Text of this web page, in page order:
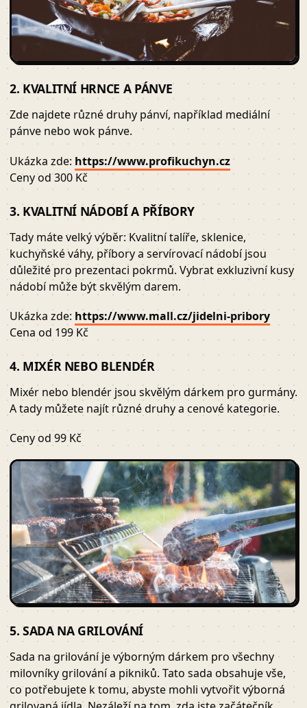
2. KVALITNÍ HRNCE A PÁNVE
Zde najdete různé druhy pánví, například mediální
pánve nebo wok pánve.
Ukázka zde: https://www.profikuchyn.cz
Ceny od 300 Kč
3. KVALITNÍ NÁDOBÍ A PŘÍBORY
Tady máte velký výběr: Kvalitní talíře, sklenice,
kuchyňské váhy, příbory a servírovací nádobí jsou
důležité pro prezentaci pokrmů. Vybrat exkluzivní kusy
nádobí může být skvělým darem.
Ukázka zde: https://www.mall.cz/jidelni-pribory
Cena od 199 Kč
4. MIXÉR NEBO BLENDÉR
Mixér nebo blendér jsou skvělým dárkem pro gurmány.
A tady můžete najít různé druhy a cenové kategorie.
Ceny od 99 Kč
5. SADA NA GRILOVÁNÍ
Sada na grilování je výborným dárkem pro všechny
milovníky grilování a pikniků. Tato sada obsahuje vše,
co potřebujete k tomu, abyste mohli vytvořit výborná